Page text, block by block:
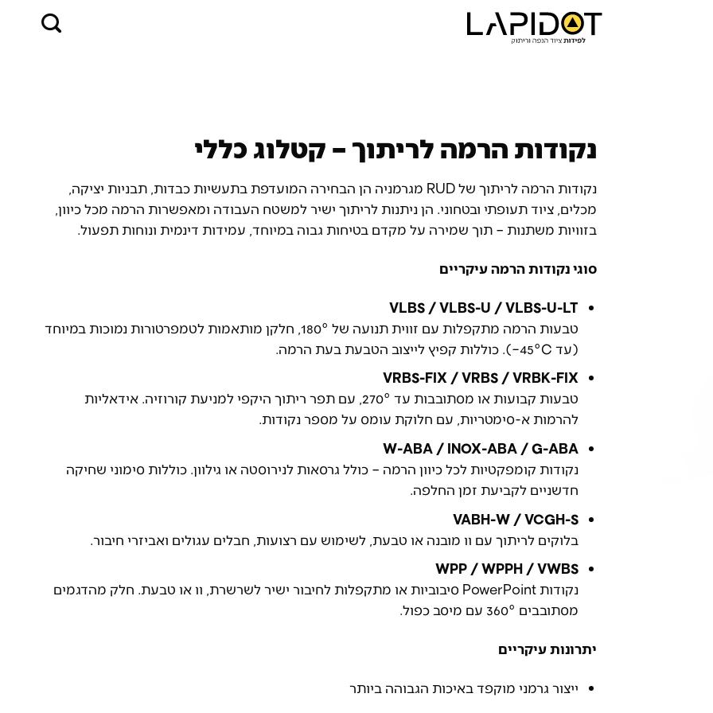
נקודות הרמה לריתוך – קטלוג כללי
נקודות הרמה לריתוך של RUD מגרמניה הן הבחירה המועדפת בתעשיות כבדות, תבניות יציקה,
מכלים, ציוד תעופתי ובטחוני. הן ניתנות לריתוך ישיר למשטח העבודה ומאפשרות הרמה מכל כיוון,
בזוויות משתנות – תוך שמירה על מקדם בטיחות גבוה במיוחד, עמידות דינמית ונוחות תפעול.
סוגי נקודות הרמה עיקריים
VLBS / VLBS-U / VLBS-U-LT
טבעות הרמה מתקפלות עם זווית תנועה של 180°, חלקן מותאמות לטמפרטורות נמוכות במיוחד
(עד ‎−45°C). כוללות קפיץ לייצוב הטבעת בעת הרמה.
VRBS-FIX / VRBS / VRBK-FIX
טבעות קבועות או מסתובבות עד 270°, עם תפר ריתוך היקפי למניעת קורוזיה. אידאליות
להרמות א-סימטריות, עם חלוקת עומס על מספר נקודות.
W-ABA / INOX-ABA / G-ABA
נקודות קומפקטיות לכל כיוון הרמה – כולל גרסאות לנירוסטה או גילוון. כוללות סימוני שחיקה
חדשניים לקביעת זמן החלפה.
VABH-W / VCGH-S
בלוקים לריתוך עם וו מובנה או טבעת, לשימוש עם רצועות, חבלים עגולים ואביזרי חיבור.
WPP / WPPH / VWBS
נקודות PowerPoint סיבוביות או מתקפלות לחיבור ישיר לשרשרת, וו או טבעת. חלק מהדגמים
מסתובבים 360° עם מיסב כפול.
יתרונות עיקריים
ייצור גרמני מוקפד באיכות הגבוהה ביותר